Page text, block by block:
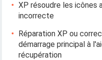
XP résoudre les icônes
incorrecte
Réparation XP ou
démarrage principal à
récupération